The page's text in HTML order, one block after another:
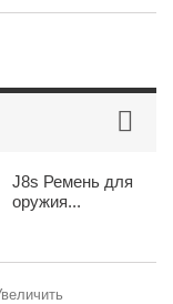
J8s Ремень для
оружия...